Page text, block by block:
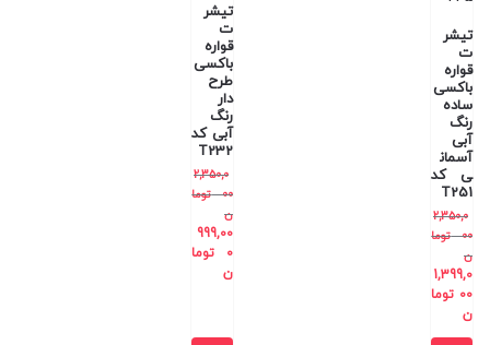
تیشر
ت
قواره
باکسی
ساده
رنگ
آبی
آسمان
ی کد
T251
2,350,0
00
توما
ن
1,399,0
00 توما
ن
تیشر
ت
قواره
باکسی
طرح
دار
رنگ
آبی کد
T232
2,350,0
00
توما
ن
999,00
0
توما
ن